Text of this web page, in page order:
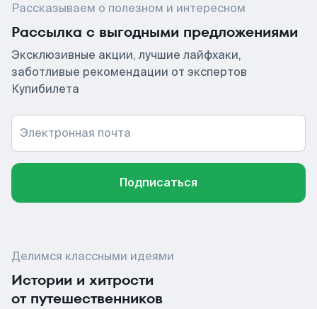
Рассказываем о полезном и интересном
Рассылка с выгодными предложениями
Эксклюзивные акции, лучшие лайфхаки,
заботливые рекомендации от экспертов
Купибилета
Электронная почта
Подписаться
Делимся классными идеями
Истории и хитрости
от путешественников